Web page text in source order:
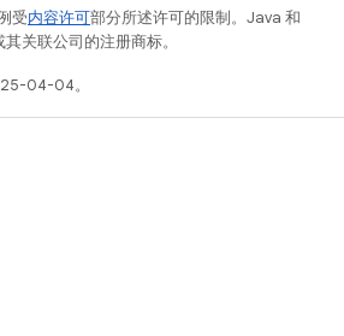
受内容许可部分所述许可的限制。Java 和
关联公司的注册商标。
04-04。